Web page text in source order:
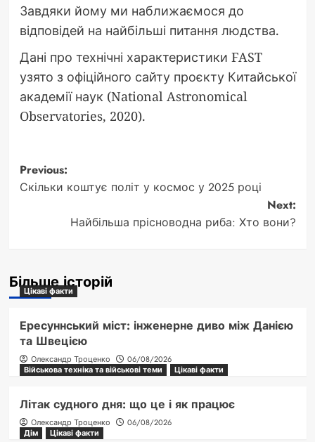
Завдяки йому ми наближаємося до
відповідей на найбільші питання людства.
Дані про технічні характеристики FAST
узято з офіційного сайту проєкту Китайської
академії наук (National Astronomical
Observatories, 2020).
Post
navigation
Previous:
Скільки коштує політ у космос у 2025 році
Next:
Найбільша прісноводна риба: Хто вони?
Більше історій
Цікаві факти
Ересуннський міст: інженерне диво між Данією
та Швецією
Олександр Троценко
06/08/2026
Військова техніка та військові теми
Цікаві факти
Літак судного дня: що це і як працює
Олександр Троценко
06/08/2026
Дім
Цікаві факти